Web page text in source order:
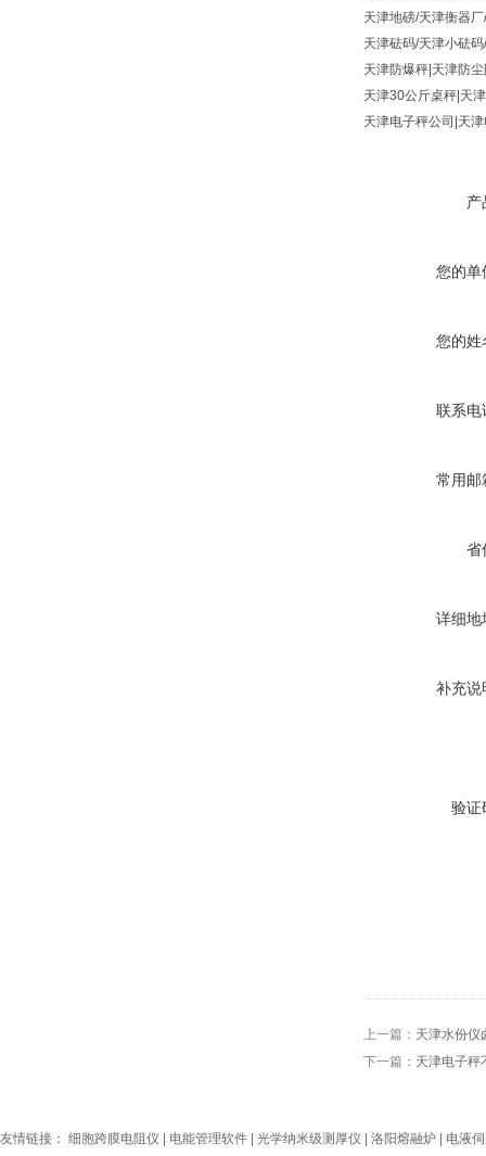
天津地磅/天津衡器
天津砝码/天津小砝
天津防爆秤|天津防
天津30公斤桌秤|天
天津电子秤公司|天
产
您的单
您的姓
联系电
常用邮
省
详细地
补充说
验证
上一篇： 天津水份仪
下一篇： 天津电子秤
友情链接： 细胞跨膜电阻仪 电能管理软件 光学纳米级测厚仪 洛阳熔融炉 电液